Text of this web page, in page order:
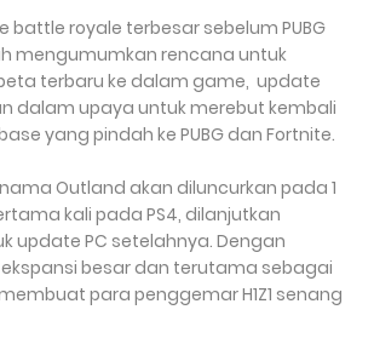
battle royale terbesar sebelum PUBG
mengumumkan rencana untuk
terbaru ke dalam game, update
dalam upaya untuk merebut kembali
yang pindah ke PUBG dan Fortnite.
Outland akan diluncurkan pada 1
kali pada PS4, dilanjutkan
update PC setelahnya. Dengan
besar dan terutama sebagai
para penggemar H1Z1 senang